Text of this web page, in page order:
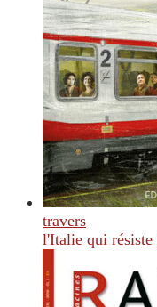
travers
l'Italie qui résiste